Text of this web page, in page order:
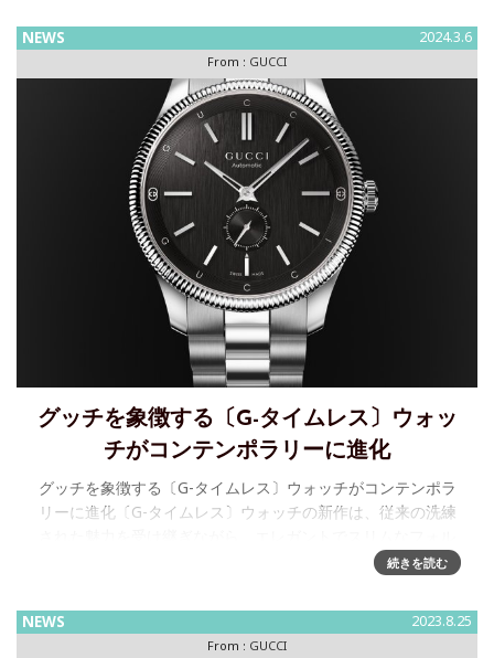
と進化し、時計製造の
NEWS 2024.3.6
From : GUCCI
グッチを象徴する〔G-タイムレス〕ウォッ
チがコンテンポラリーに進化
グッチを象徴する〔G-タイムレス〕ウォッチがコンテンポラ
リーに進化〔G-タイムレス〕ウォッチの新作は、従来の洗練
ムを備えた現代的なデザインへと進化しました。独特のリッ
続きを読む
NEWS 2023.8.25
From : GUCCI